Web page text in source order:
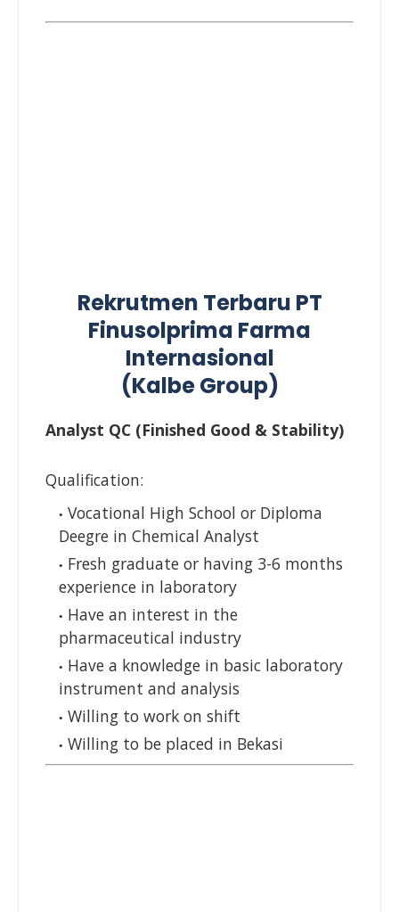
Rekrutmen Terbaru PT
Finusolprima Farma
Internasional
(Kalbe Group)
Analyst QC (Finished Good & Stability)
Qualification:
Vocational High School or Diploma
Deegre in Chemical Analyst
Fresh graduate or having 3-6 months
experience in laboratory
Have an interest in the
pharmaceutical industry
Have a knowledge in basic laboratory
instrument and analysis
Willing to work on shift
Willing to be placed in Bekasi